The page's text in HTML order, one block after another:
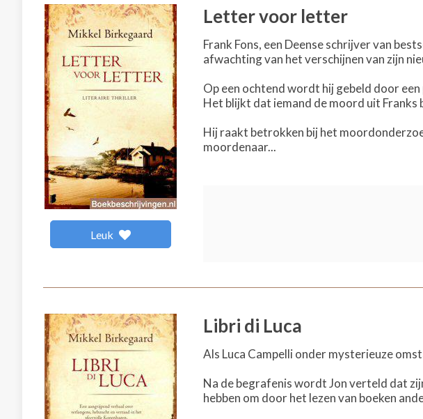
Leuk
Letter voor letter
Frank Fons, een Deense schrijver van
afwachting van het verschijnen van zijn
Op een ochtend wordt hij gebeld door
Het blijkt dat iemand de moord uit
Hij raakt betrokken bij het
moordenaar...
Libri di Luca
Als Luca Campelli onder mysterieuze
Na de begrafenis wordt Jon verteld dat
hebben om door het lezen van boeken